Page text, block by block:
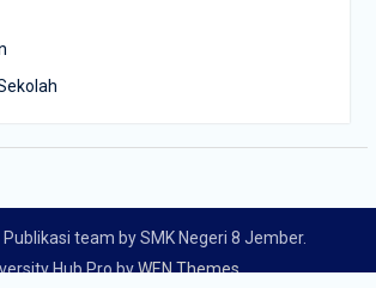
team by SMK Negeri 8 Jember.
Hub Pro byWEN Themes